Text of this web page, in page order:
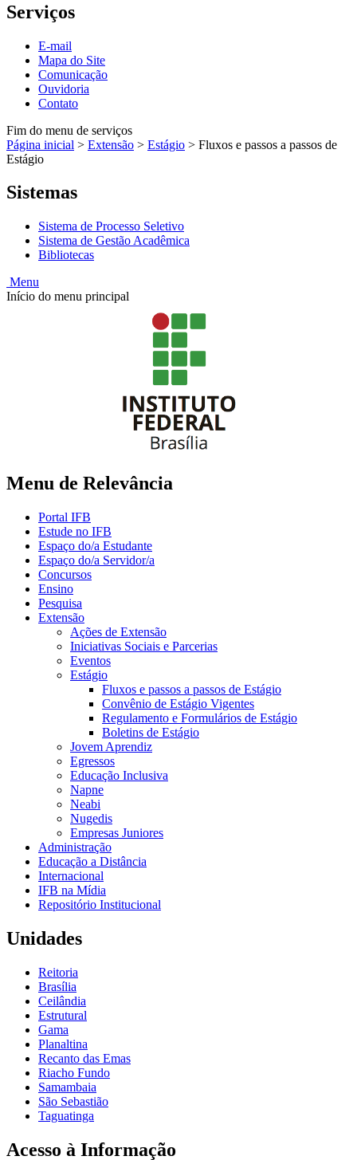
Serviços
E-mail
Mapa do Site
Comunicação
Ouvidoria
Contato
Fim do menu de serviços
Página inicial > Extensão > Estágio > Fluxos e passos a passos de
Estágio
Sistemas
Sistema de Processo Seletivo
Sistema de Gestão Acadêmica
Bibliotecas
Menu
Início do menu principal
Menu de Relevância
Portal IFB
Estude no IFB
Espaço do/a Estudante
Espaço do/a Servidor/a
Concursos
Ensino
Pesquisa
Extensão
Ações de Extensão
Iniciativas Sociais e Parcerias
Eventos
Estágio
Fluxos e passos a passos de Estágio
Convênio de Estágio Vigentes
Regulamento e Formulários de Estágio
Boletins de Estágio
Jovem Aprendiz
Egressos
Educação Inclusiva
Napne
Neabi
Nugedis
Empresas Juniores
Administração
Educação a Distância
Internacional
IFB na Mídia
Repositório Institucional
Unidades
Reitoria
Brasília
Ceilândia
Estrutural
Gama
Planaltina
Recanto das Emas
Riacho Fundo
Samambaia
São Sebastião
Taguatinga
Acesso à Informação